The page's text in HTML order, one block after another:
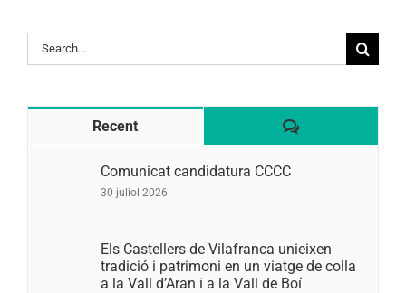
Search
for:
Recent Comentaris
Comunicat candidatura CCCC
30 juliol 2026
Els Castellers de Vilafranca unieixen
tradició i patrimoni en un viatge de colla
a la Vall d’Aran i a la Vall de Boí